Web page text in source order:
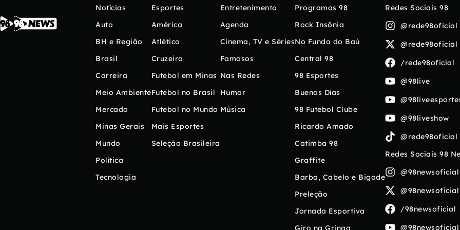
Notícias
Auto
BH e Região
Brasil
Carreira
Meio Ambiente
Mercado
Minas Gerais
Mundo
Política
Tecnologia
Esportes
América
Atlético
Cruzeiro
Futebol em Minas
Futebol no Brasil
Futebol no Mundo
Mais Esportes
Seleção Brasileira
Entretenimento
Agenda
Cinema, TV e Séries
Famosos
Nas Redes
Humor
Música
Programas 98
Rock Insônia
No Fundo do Baú
Central 98
98 Esportes
Buenos Días
98 Futebol Clube
Ricardo Amado
Catimba 98
Graffite
Barba, Cabelo e Bigode
Preleção
Jornada Esportiva
Giro na Gringa
Redes Sociais 98
@rede98oficial
@rede98oficial
/rede98oficial
@98live
@98liveshow
@rede98oficial
Redes Sociais 98
@98newsoficial
@98newsoficial
/98newsoficial
@98newsoficial